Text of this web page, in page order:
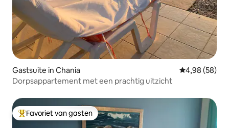
Gastsuite in Chania Gemiddelde
4,98 (58)
Dorpsappartement met een prachtig uitzicht
Topfavoriet van gasten
Favoriet van gasten